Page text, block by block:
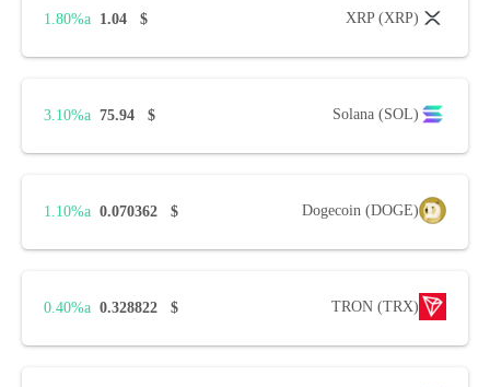
XRP (XRP)
$
1.04
1.80%
Solana (SOL)
$
75.94
3.10%
Dogecoin (DOGE)
$
0.070362
1.10%
TRON (TRX)
$
0.328822
0.40%